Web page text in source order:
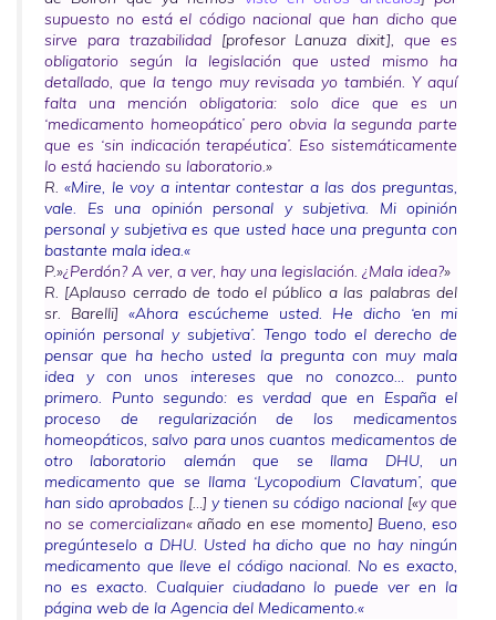
supuesto no está el código nacional que han dicho que
sirve para trazabilidad[profesor Lanuzadixit],que es
obligatorio según la legislación que usted mismo ha
detallado, que la tengo muy revisada yo también. Y aquí
falta una mención obligatoria: solo dice que es un
‘medicamento homeopático’ pero obvia la segunda parte
que es ‘sin indicación terapéutica’. Eso sistemáticamente
lo está haciendo su laboratorio.»
R.«Mire, le voy a intentar contestar a las dos preguntas,
vale. Es una opinión personal y subjetiva. Mi opinión
personal y subjetiva es que usted hace una pregunta con
bastante mala idea.«
P.»¿Perdón? A ver, a ver, hay una legislación. ¿Mala idea?»
R. [Aplauso cerrado de todo el público a las palabras del
sr. Barelli] «Ahora escúcheme usted. He dicho ‘en mi
opinión personal y subjetiva’. Tengo todo el derecho de
pensar que ha hecho usted la pregunta con muy mala
idea y con unos intereses que no conozco… punto
primero. Punto segundo: es verdad que en España el
proceso de regularización de los medicamentos
homeopáticos, salvo para unos cuantos medicamentos de
otro laboratorio alemán que se llama DHU, un
medicamento que se llama ‘Lycopodium Clavatum’, que
han sido aprobados […] y tienen su código nacional [«y que
no se comercializan«añado en ese momento]Bueno, eso
pregúnteselo a DHU. Usted ha dicho que no hay ningún
medicamento que lleve el código nacional. No es exacto,
no es exacto. Cualquier ciudadano lo puede ver en la
página web de la Agencia del Medicamento.«